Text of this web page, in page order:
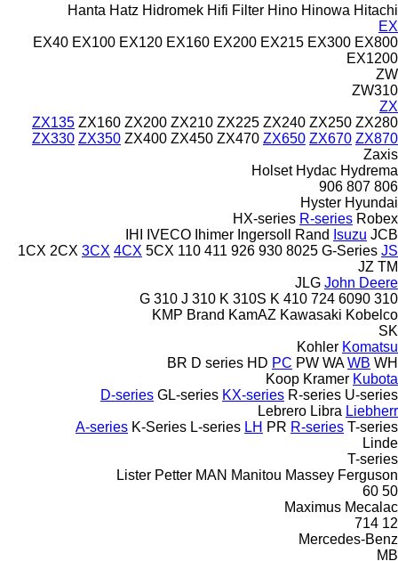
Hanta Hatz Hidromek Hifi Filter Hino Hinowa Hitachi
EX
EX40 EX100 EX120 EX160 EX200 EX215 EX300 EX800
EX1200
ZW
ZW310
ZX
ZX135 ZX160 ZX200 ZX210 ZX225 ZX240 ZX250 ZX280
ZX330 ZX350 ZX400 ZX450 ZX470 ZX650 ZX670 ZX870
Zaxis
Holset Hydac Hydrema
806
807
906
Hyster Hyundai
HX-series R-series Robex
IHI
IVECO Ihimer Ingersoll Rand Isuzu JCB
1CX 2CX 3CX 4CX 5CX 110 411 926 930 8025 G-Series JS
JZ TM
JLG John Deere
310 G
310 J 310 K 310S K 410 724 6090
KMP Brand KamAZ Kawasaki Kobelco
SK
Kohler Komatsu
BR D series HD PC PW WA WB WH
Koop Kramer Kubota
D-series GL-series KX-series R-series U-series
Lebrero Libra Liebherr
A-series K-Series L-series LH PR R-series T-series
Linde
T-series
Lister Petter MAN Manitou Massey Ferguson
50
60
Maximus Mecalac
12
714
Mercedes-Benz
MB